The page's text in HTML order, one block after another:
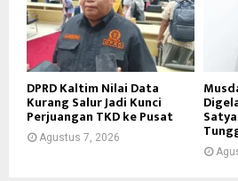
DPRD Kaltim Nilai Data
Kurang Salur Jadi Kunci
Perjuangan TKD ke Pusat
Agustus 7, 2026